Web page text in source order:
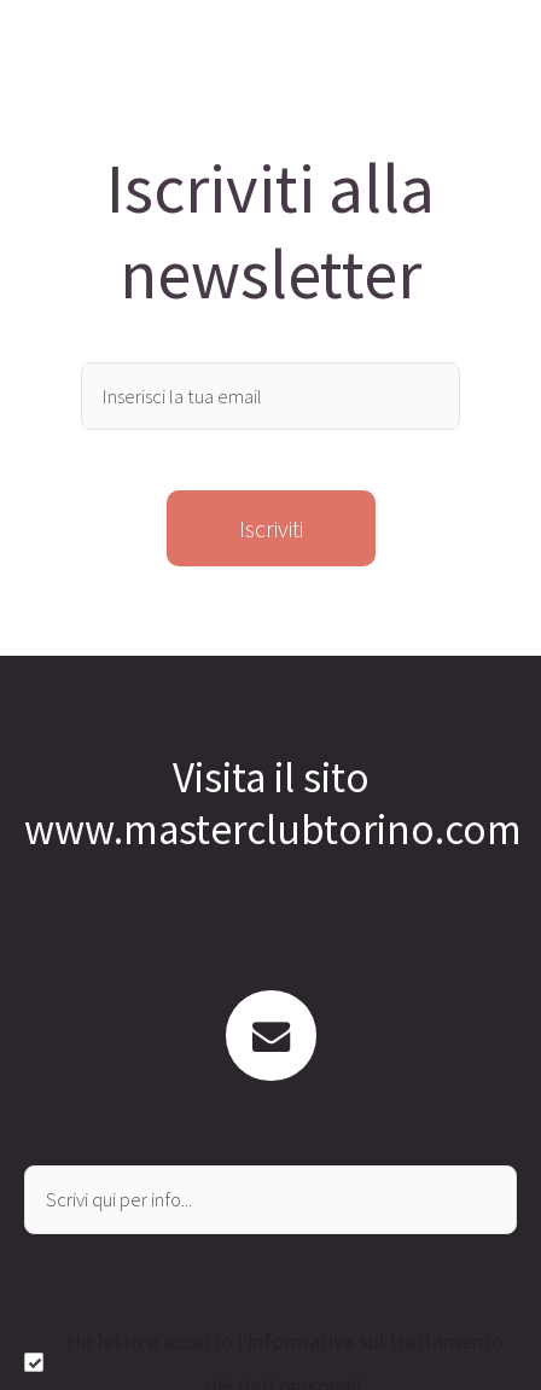
Iscriviti alla
newsletter
Iscriviti
Visita il sito
www.masterclubtorino.com